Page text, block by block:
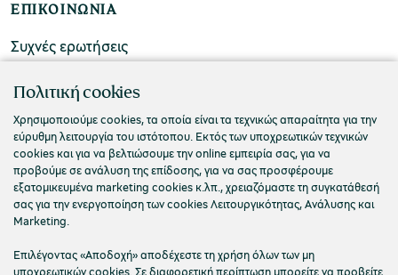
ΕΠΙΚΟΙΝΩΝΙΑ
Συχνές ερωτήσεις
Επικοινωνήστε μαζί μας
Πολιτική cookies
Χρησιμοποιούμε cookies, τα οποία είναι τα τεχνικώς απαραίτητα για την
εύρυθμη λειτουργία του ιστότοπου. Εκτός των υποχρεωτικών τεχνικών
cookies και για να βελτιώσουμε την online εμπειρία σας, για να
προβούμε σε ανάλυση της επίδοσης, για να σας προσφέρουμε
εξατομικευμένα marketing cookies κ.λπ., χρειαζόμαστε τη συγκατάθεσή
σας για την ενεργοποίηση των cookies Λειτουργικότητας, Ανάλυσης και
Marketing.
Επιλέγοντας «Αποδοχή» αποδέχεστε τη χρήση όλων των μη
υποχρεωτικών cookies. Σε διαφορετική περίπτωση μπορείτε να προβείτε